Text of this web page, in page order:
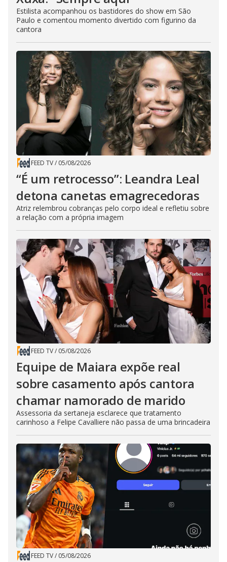
Estilista acompanhou os bastidores do show em São
Paulo e comentou momento divertido com figurino da
cantora
FEED TV/ 05/08/2026
“É um retrocesso”: Leandra Leal
detona canetas emagrecedoras
Atriz relembrou cobranças pelo corpo ideal e refletiu sobre
a relação com a própria imagem
FEED TV/ 05/08/2026
Equipe de Maiara expõe real
sobre casamento após cantora
chamar namorado de marido
Assessoria da sertaneja esclarece que tratamento
carinhoso a Felipe Cavalliere não passa de uma brincadeira
FEED TV/ 05/08/2026